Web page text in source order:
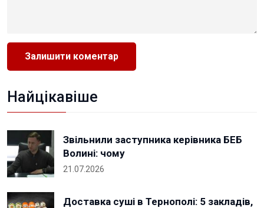
Найцікавіше
Звільнили заступника керівника БЕБ
Волині: чому
21.07.2026
Доставка суші в Тернополі: 5 закладів,